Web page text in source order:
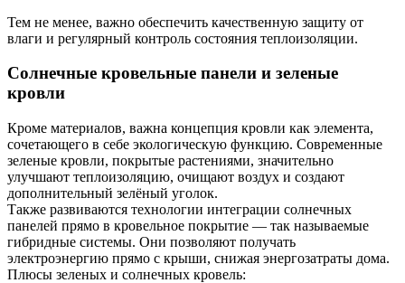
Тем не менее, важно обеспечить качественную защиту от
влаги и регулярный контроль состояния теплоизоляции.
Солнечные кровельные панели и зеленые
кровли
Кроме материалов, важна концепция кровли как элемента,
сочетающего в себе экологическую функцию. Современные
зеленые кровли, покрытые растениями, значительно
улучшают теплоизоляцию, очищают воздух и создают
дополнительный зелёный уголок.
Также развиваются технологии интеграции солнечных
панелей прямо в кровельное покрытие — так называемые
гибридные системы. Они позволяют получать
электроэнергию прямо с крыши, снижая энергозатраты дома.
Плюсы зеленых и солнечных кровель: